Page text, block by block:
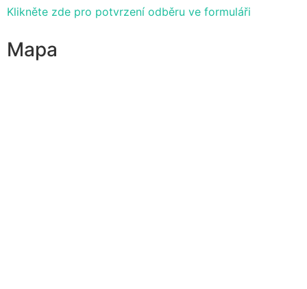
Klikněte zde pro potvrzení odběru ve formuláři
Mapa